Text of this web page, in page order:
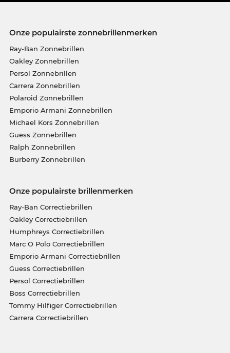
Onze populairste zonnebrillenmerken
Ray-Ban Zonnebrillen
Oakley Zonnebrillen
Persol Zonnebrillen
Carrera Zonnebrillen
Polaroid Zonnebrillen
Emporio Armani Zonnebrillen
Michael Kors Zonnebrillen
Guess Zonnebrillen
Ralph Zonnebrillen
Burberry Zonnebrillen
Onze populairste brillenmerken
Ray-Ban Correctiebrillen
Oakley Correctiebrillen
Humphreys Correctiebrillen
Marc O Polo Correctiebrillen
Emporio Armani Correctiebrillen
Guess Correctiebrillen
Persol Correctiebrillen
Boss Correctiebrillen
Tommy Hilfiger Correctiebrillen
Carrera Correctiebrillen